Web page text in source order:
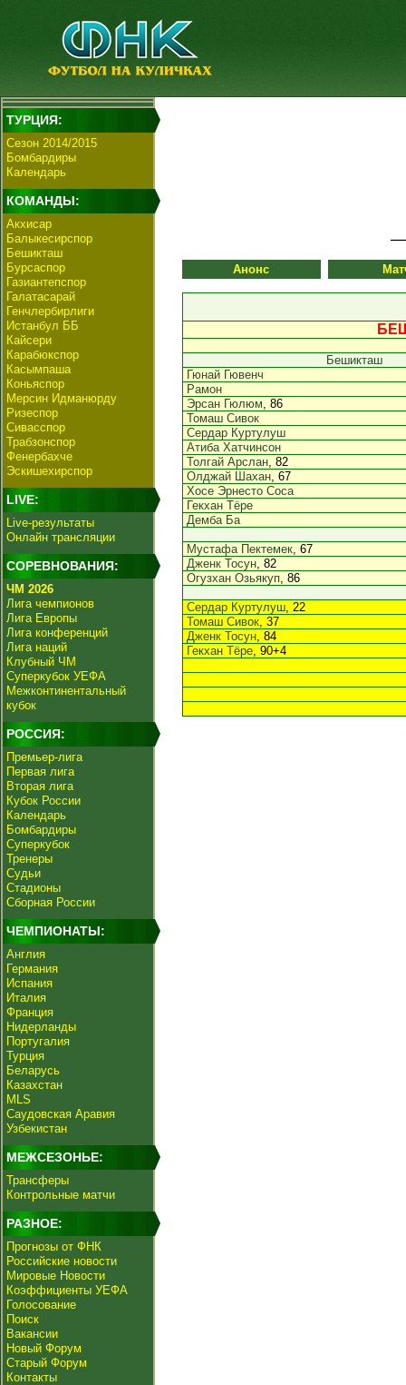
ТУРЦИЯ:
Сезон 2014/2015
Бомбардиры
Календарь
КОМАНДЫ:
Акхисар
Балыкесирспор
Бешикташ
Бурсаспор
Газиантепспор
Галатасарай
Генчлербирлиги
Истанбул ББ
Кайсери
Карабюкспор
Касымпаша
Коньяспор
Мерсин Идманюрду
Ризеспор
Сивасспор
Трабзонспор
Фенербахче
Эскишехирспор
LIVE:
Live-результаты
Онлайн трансляции
СОРЕВНОВАНИЯ:
ЧМ 2026
Лига чемпионов
Лига Европы
Лига конференций
Лига наций
Клубный ЧМ
Суперкубок УЕФА
Межконтинентальный
кубок
РОССИЯ:
Премьер-лига
Первая лига
Вторая лига
Кубок России
Календарь
Бомбардиры
Суперкубок
Тренеры
Судьи
Стадионы
Сборная России
ЧЕМПИОНАТЫ:
Англия
Германия
Испания
Италия
Франция
Нидерланды
Португалия
Турция
Беларусь
Казахстан
MLS
Саудовская Аравия
Узбекистан
МЕЖСЕЗОНЬЕ:
Трансферы
Контрольные матчи
РАЗНОЕ:
Прогнозы от ФНК
Российские новости
Мировые Новости
Коэффициенты УЕФА
Голосование
Поиск
Вакансии
Новый Форум
Старый Форум
Контакты
Анонс
Бешикташ
Гюнай Гювенч
Рамон
Эрсан Гюлюм, 86
Томаш Сивок
Сердар Куртулуш
Атиба Хатчинсон
Толгай Арслан, 82
Олджай Шахан, 67
Хосе Эрнесто Соса
Гекхан Тёре
Демба Ба
Мустафа Пектемек, 67
Дженк Тосун, 82
Огузхан Озьякуп, 86
Сердар Куртулуш, 22
Томаш Сивок, 37
Дженк Тосун, 84
Гекхан Тёре, 90+4